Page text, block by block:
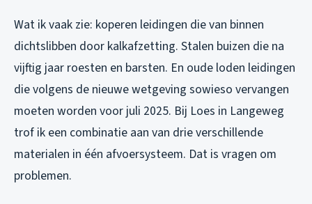
Wat ik vaak zie: koperen leidingen die van binnen
dichtslibben door kalkafzetting. Stalen buizen die na
vijftig jaar roesten en barsten. En oude loden leidingen
die volgens de nieuwe wetgeving sowieso vervangen
moeten worden voor juli 2025. Bij Loes in Langeweg
trof ik een combinatie aan van drie verschillende
materialen in één afvoersysteem. Dat is vragen om
problemen.